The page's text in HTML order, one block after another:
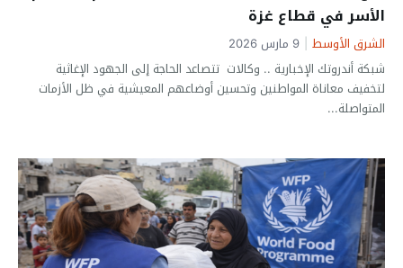
الأسر في قطاع غزة
الشرق الأوسط 9 مارس 2026
شبكة أندروتك الإخبارية .. وكالات تتصاعد الحاجة إلى الجهود الإغاثية
لتخفيف معاناة المواطنين وتحسين أوضاعهم المعيشية في ظل الأزمات
المتواصلة...